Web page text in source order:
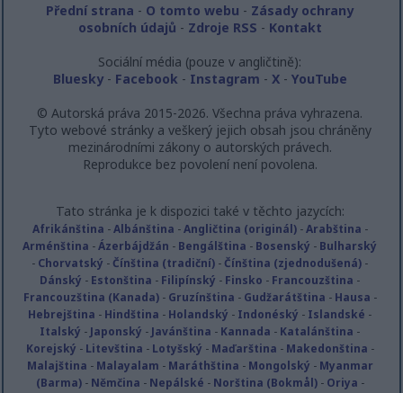
Přední strana - O tomto webu - Zásady ochrany
osobních údajů - Zdroje RSS - Kontakt
Sociální média (pouze v angličtině):
Bluesky- Facebook - Instagram - X- YouTube
© Autorská práva 2015-2026. Všechna práva vyhrazena.
Tyto webové stránky a veškerý jejich obsah jsou chráněny
mezinárodními zákony o autorských právech.
Reprodukce bez povolení není povolena.
Tato stránka je k dispozici také v těchto jazycích:
Afrikánština -Albánština -Angličtina (originál)-Arabština -
Arménština -Ázerbájdžán - Bengálština - Bosenský - Bulharský
- Chorvatský - Čínština (tradiční) - Čínština (zjednodušená) -
Dánský - Estonština - Filipínský - Finsko - Francouzština -
Francouzština (Kanada)- Gruzínština - Gudžarátština - Hausa -
Hebrejština - Hindština - Holandský - Indonéský - Islandské -
Italský - Japonský - Javánština - Kannada - Katalánština -
Korejský - Litevština - Lotyšský - Maďarština - Makedonština -
Malajština - Malayalam - Maráthština - Mongolský - Myanmar
(Barma)- Němčina - Nepálské - Norština (Bokmål)- Oriya -